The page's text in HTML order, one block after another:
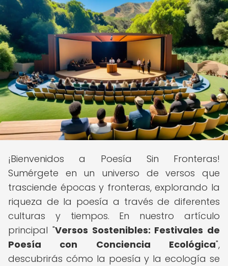
¡Bienvenidos a Poesía Sin Fronteras!
Sumérgete en un universo de versos que
trasciende épocas y fronteras, explorando la
riqueza de la poesía a través de diferentes
culturas y tiempos. En nuestro artículo
principal "Versos Sostenibles: Festivales de
Poesía con Conciencia Ecológica",
descubrirás cómo la poesía y la ecología se